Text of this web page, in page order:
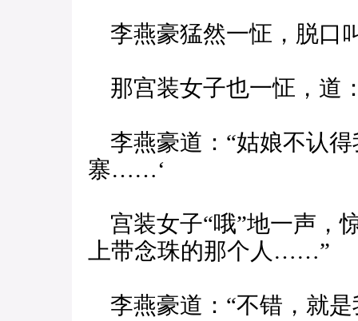
李燕豪猛然一怔，脱口
那宫装女子也一怔，道
李燕豪道：“姑娘不认
寨……‘
宫装女子“哦”地一声，
上带念珠的那个人……”
李燕豪道：“不错，就是